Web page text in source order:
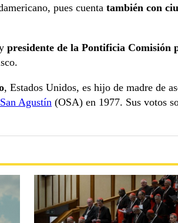
pues cuenta también con
presidente de la Pontificia Comisión
, Estados Unidos, es hijo de madre de
Agustín (OSA) en 1977. Sus votos